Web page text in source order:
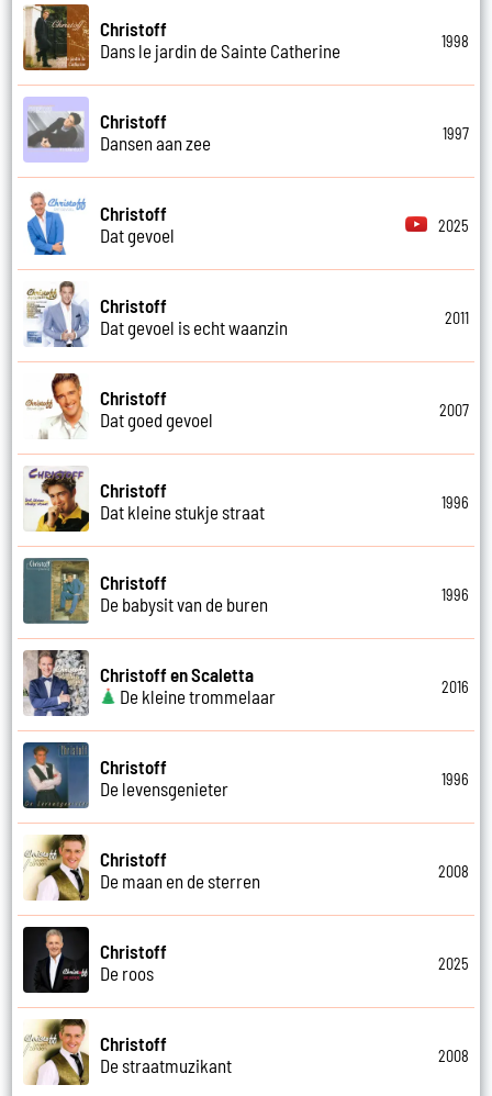
Christoff
Dans le jardin de Sainte Catherine
1998
Christoff
Dansen aan zee
1997
Christoff
Dat gevoel
2025
Christoff
Dat gevoel is echt waanzin
2011
Christoff
Dat goed gevoel
2007
Christoff
Dat kleine stukje straat
1996
Christoff
De babysit van de buren
1996
Christoff en Scaletta
De kleine trommelaar
2016
Christoff
De levensgenieter
1996
Christoff
De maan en de sterren
2008
Christoff
De roos
2025
Christoff
De straatmuzikant
2008